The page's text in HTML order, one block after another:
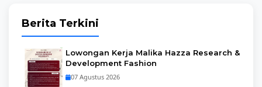
Berita Terkini
Lowongan Kerja Malika Hazza Research &
Development Fashion
07 Agustus 2026